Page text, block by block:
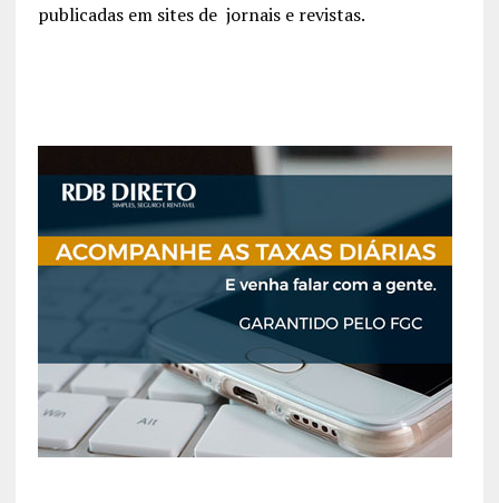
publicadas em sites de jornais e revistas.